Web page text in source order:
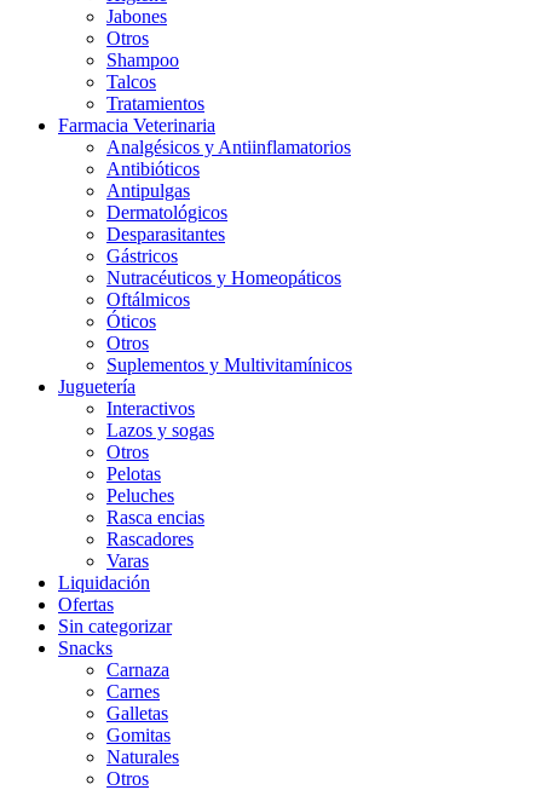
Jabones
Otros
Shampoo
Talcos
Tratamientos
Farmacia Veterinaria
Analgésicos y Antiinflamatorios
Antibióticos
Antipulgas
Dermatológicos
Desparasitantes
Gástricos
Nutracéuticos y Homeopáticos
Oftálmicos
Óticos
Otros
Suplementos y Multivitamínicos
Juguetería
Interactivos
Lazos y sogas
Otros
Pelotas
Peluches
Rasca encias
Rascadores
Varas
Liquidación
Ofertas
Sin categorizar
Snacks
Carnaza
Carnes
Galletas
Gomitas
Naturales
Otros